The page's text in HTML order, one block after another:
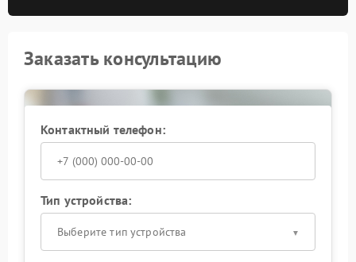
Заказать консультацию
Контактный телефон:
Тип устройства:
Выберите тип устройства